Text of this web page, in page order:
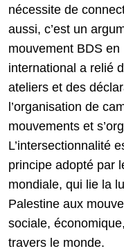
nécessite de
aussi, c’est un
mouvement BDS
international a relié
ateliers et des
l’organisation de
mouvements et
L’intersectionnalité
principe adopté par
mondiale, qui lie la
Palestine aux
sociale,
travers le monde.